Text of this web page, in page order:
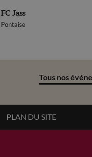
FC Jass
Pontaise
Tous nos
PLAN DU SITE